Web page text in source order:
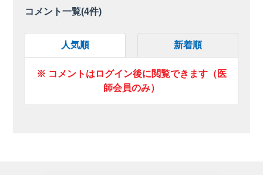
コメント一覧(4件)
人気順 新着順
※ コメントはログイン後に閲覧できます（医
師会員のみ）